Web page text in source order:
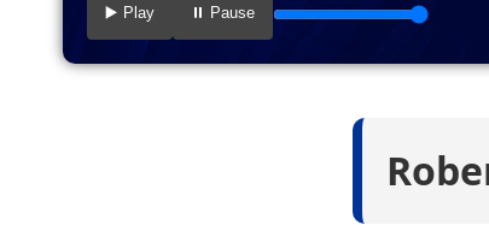
▶️ Play ⏸️ Pause